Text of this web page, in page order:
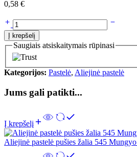
0,58 €
Į krepšelį
Saugiais atsiskaitymais rūpinasi
Kategorijos: Pastelė, Aliejinė pastelė
Jums gali patikti...
Į krepšelį
Aliejinė pastelė pušies žalia 545 Mungyo